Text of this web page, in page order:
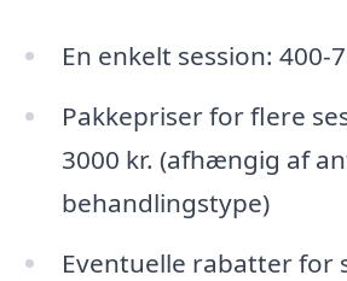
En enkelt session: 400-
Pakkepriser for flere
3000 kr. (afhængig af
behandlingstype)
Eventuelle rabatter for